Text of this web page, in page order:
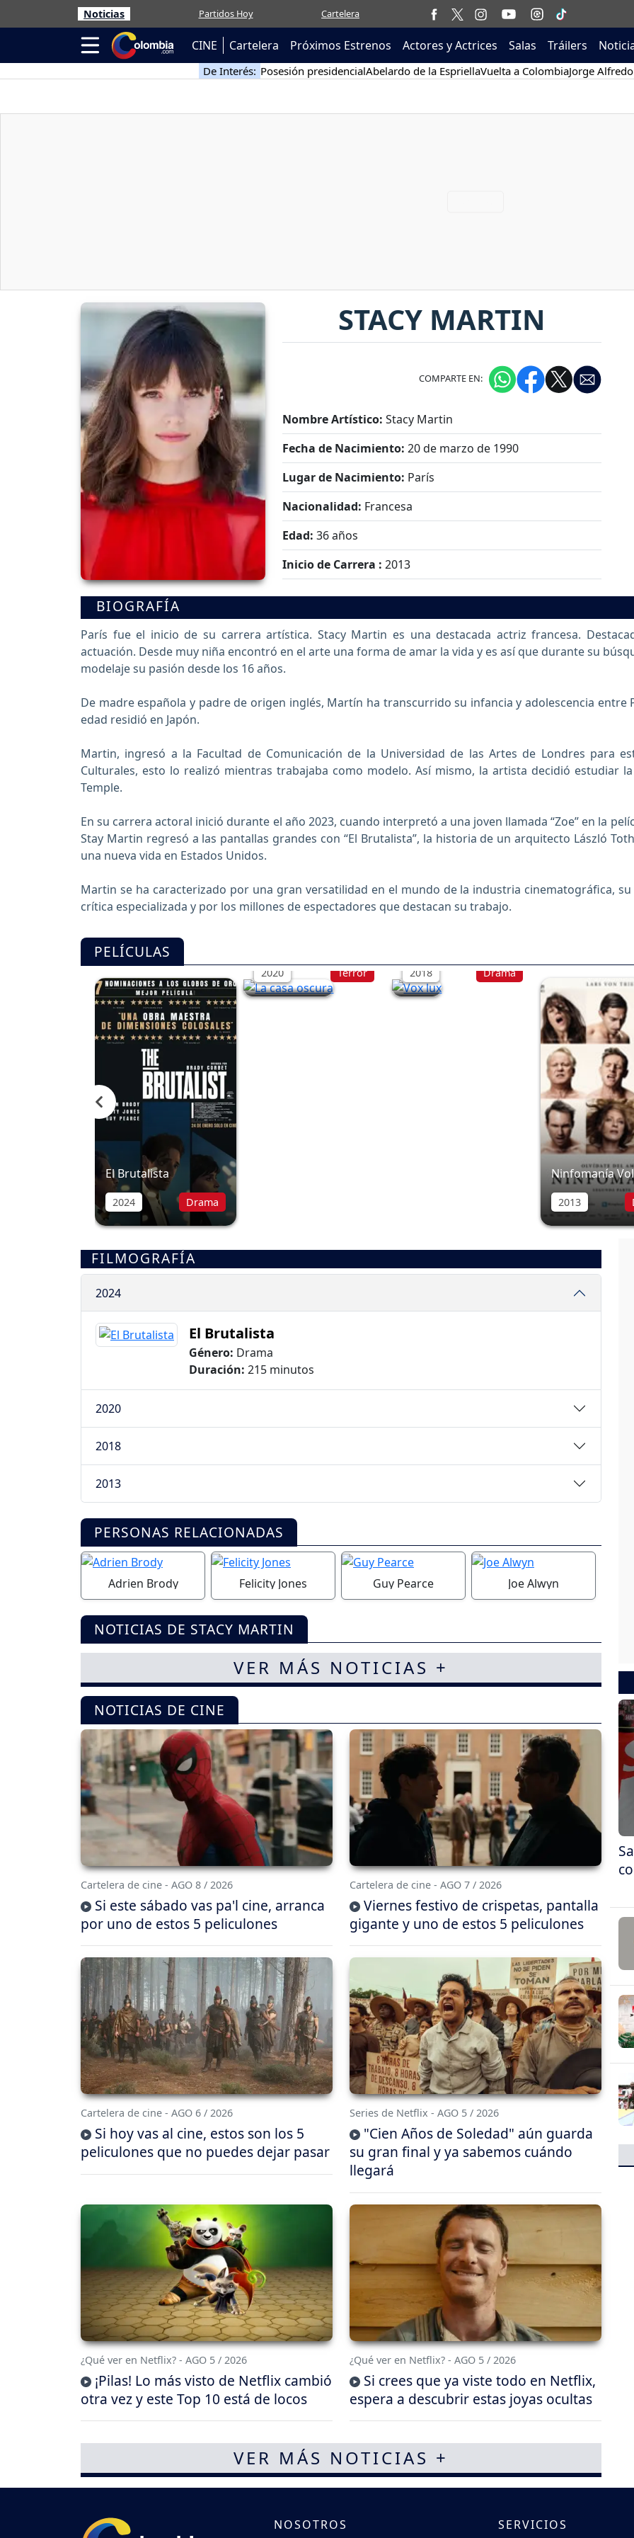
Noticias Partidos Hoy Cartelera
CINE Cartelera Próximos Estrenos Actores y Actrices Salas Tráilers
De Interés: Posesión presidencialAbelardo de la EspriellaVuelta a ColombiaJorge
STACY MARTIN
COMPARTE EN:
Nombre Artístico: Stacy Martin
Fecha de Nacimiento: 20 de marzo de 1990
Lugar de Nacimiento: París
Nacionalidad: Francesa
Edad: 36 años
Inicio de Carrera : 2013
BIOGRAFÍA
París fue el inicio de su carrera artística. Stacy Martin es una destacada actriz francesa.
actuación. Desde muy niña encontró en el arte una forma de amar la vida y es así que durante su
modelaje su pasión desde los 16 años.
De madre española y padre de origen inglés, Martín ha transcurrido su infancia y adolescencia entre
edad residió en Japón.
Martin, ingresó a la Facultad de Comunicación de la Universidad de las Artes de Londres para
Culturales, esto lo realizó mientras trabajaba como modelo. Así mismo, la artista decidió estudiar
Temple.
En su carrera actoral inició durante el año 2023, cuando interpretó a una joven llamada “Zoe” en la
Stay Martin regresó a las pantallas grandes con “El Brutalista”, la historia de un arquitecto László
una nueva vida en Estados Unidos.
Martin se ha caracterizado por una gran versatilidad en el mundo de la industria cinematográfica,
crítica especializada y por los millones de espectadores que destacan su trabajo.
PELÍCULAS
El Brutalista
2024 Drama
2020 Terror 2018 Drama
Ninfomanía
2013
FILMOGRAFÍA
2024
El Brutalista
Género: Drama
Duración: 215 minutos
2020
2018
2013
PERSONAS RELACIONADAS
Adrien Brody Felicity Jones Guy Pearce Joe Alwyn
NOTICIAS DE STACY MARTIN
VER MÁS NOTICIAS +
NOTICIAS DE CINE
Cartelera de cine - AGO 8 / 2026
Si este sábado vas pa'l cine, arranca
por uno de estos 5 peliculones
Cartelera de cine - AGO 7 / 2026
Viernes festivo de crispetas, pantalla
gigante y uno de estos 5 peliculones
Cartelera de cine - AGO 6 / 2026
Si hoy vas al cine, estos son los 5
peliculones que no puedes dejar pasar
Series de Netflix - AGO 5 / 2026
"Cien Años de Soledad" aún guarda
su gran final y ya sabemos cuándo
llegará
¿Qué ver en Netflix? - AGO 5 / 2026
¡Pilas! Lo más visto de Netflix cambió
otra vez y este Top 10 está de locos
¿Qué ver en Netflix? - AGO 5 / 2026
Si crees que ya viste todo en Netflix,
espera a descubrir estas joyas ocultas
VER MÁS NOTICIAS +
NOSOTROS SERVICIOS